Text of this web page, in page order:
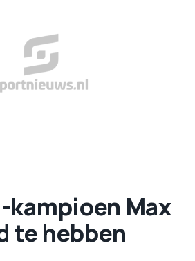
kampioen Max
te hebben